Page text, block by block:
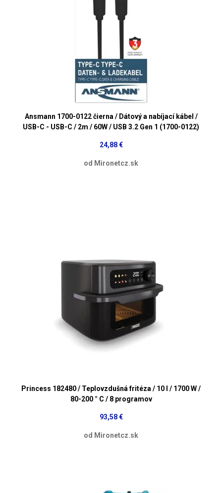
Ansmann 1700-0122 čierna / Dátový a nabíjací kábel /
USB-C - USB-C / 2m / 60W / USB 3.2 Gen 1 (1700-0122)
24,88 €
od Mironetcz.sk
Princess 182480 / Teplovzdušná fritéza / 10 l / 1700 W /
80-200 ° C / 8 programov
93,58 €
od Mironetcz.sk